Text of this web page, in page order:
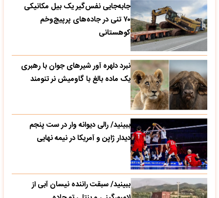
جابه‌جایی نفس‌گیر یک بیل مکانیکی
۷۰ تنی در جاده‌های پرپیچ‌وخم
کوهستانی
نبرد دلهره آور شیرهای جوان با رهبری
یک ماده بالغ با گاومیش نر تنومند
ببینید/ رالی دیوانه وار در ست پنجم
دیدار ژاپن و آمریکا در نیمه نهایی
ببینید/ سبقت راننده نیسان آبی از